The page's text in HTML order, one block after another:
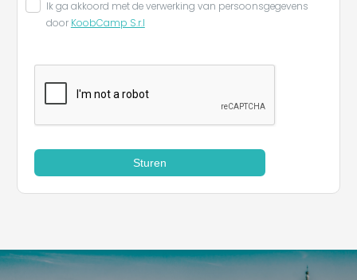
Ik ga akkoord met de verwerking van persoonsgegevens
door KoobCamp S.r.l
Sturen